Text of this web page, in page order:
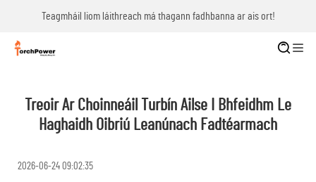
Teagmháil liom láithreach má thagann fadhbanna ar ais ort!
Treoir Ar Choinneáil Turbín Ailse I Bhfeidhm Le
Haghaidh Oibriú Leanúnach Fadtéarmach
2026-06-24 09:02:35